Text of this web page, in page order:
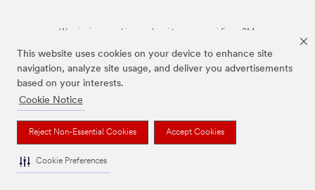
This website uses cookies on your device to enhance site
navigation, analyze site usage, and deliver you advertisements
based on your interests.
Cookie Notice
Reject Non-Essential Cookies Accept Cookies
Cookie Preferences
Wymienione marki są znakami towarowymi firmy 3M.